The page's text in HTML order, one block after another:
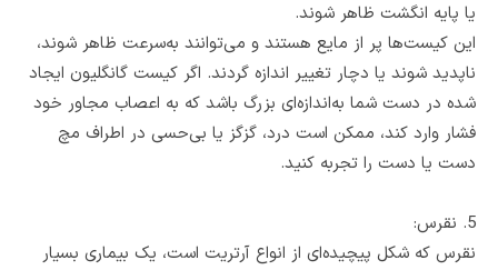
یا پایه انگشت ظاهر شوند.
این کیست‌ها پر از مایع هستند و می‌توانند به‌سرعت ظاهر شوند،
ناپدید شوند یا دچار تغییر اندازه گردند. اگر کیست گانگلیون ایجاد
شده در دست شما به‌اندازه‌ای بزرگ باشد که به اعصاب مجاور خود
فشار وارد کند، ممکن است درد، گزگز یا بی‌حسی در اطراف مچ
دست یا دست را تجربه کنید.
5. نقرس:
نقرس که شکل پیچیده‌ای از انواع آرتریت است، یک بیماری بسیار